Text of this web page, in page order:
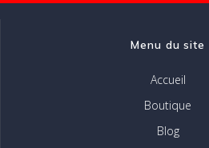
Menu du site
Accueil
Boutique
Blog